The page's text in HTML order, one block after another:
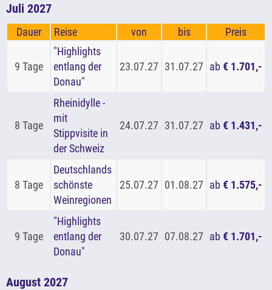
Juli 2027
Dauer Reise von bis Preis
9 Tage
"Highlights
entlang der
Donau"
23.07.27 31.07.27 ab € 1.701,-
8 Tage
Rheinidylle -
mit
Stippvisite in
der Schweiz
24.07.27 31.07.27 ab € 1.431,-
8 Tage
Deutschlands
schönste
Weinregionen
25.07.27 01.08.27 ab € 1.575,-
9 Tage
"Highlights
entlang der
Donau"
30.07.27 07.08.27 ab € 1.701,-
August 2027